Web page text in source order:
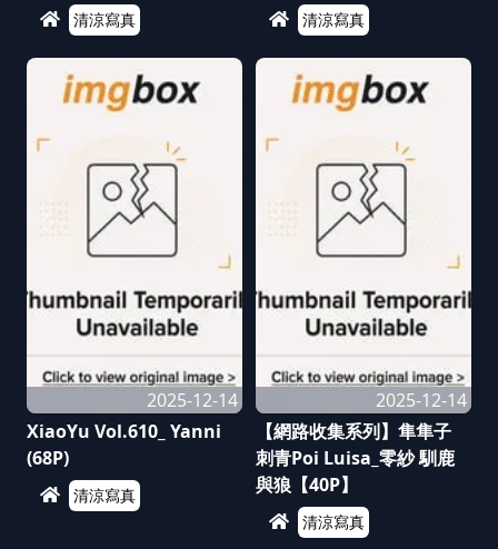
清涼寫真 清涼寫真
2025-12-14
XiaoYu Vol.610_ Yanni
(68P)
清涼寫真
2025-12-14
【網路收集系列】隼隼子
刺青Poi Luisa_零紗 馴鹿
與狼【40P】
清涼寫真